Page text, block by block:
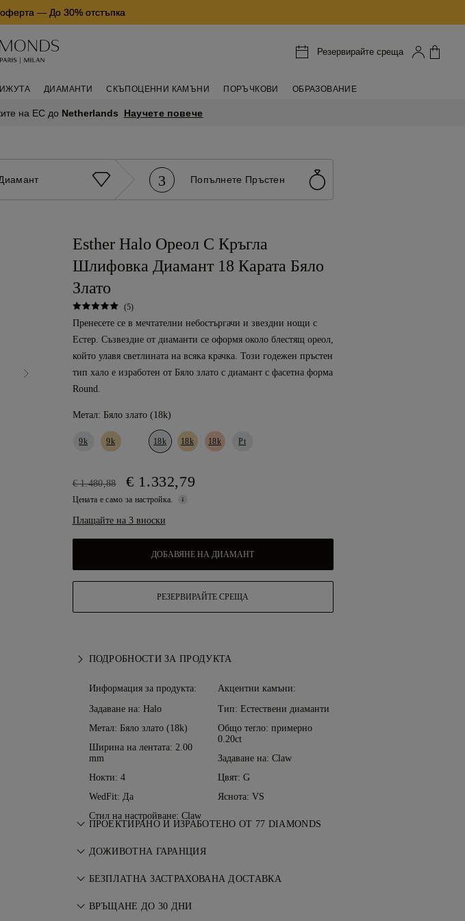
— До 30% отстъпка
Резервирайте среща
ДИАМАНТИ СКЪПОЦЕННИ КАМЪНИ ПОРЪЧКОВИ ОБРАЗОВАНИЕ
на ЕС до Netherlands Научете повече
3 Попълнете Пръстен
Esther Halo Ореол С Кръгла
Шлифовка Диамант 18 Карата Бяло
Злато
(5)
Пренесете се в мечтателни небостъргачи и звездни нощи с
Естер. Съзвездие от диаманти се оформя около блестящ ореол,
който улавя светлината на всяка крачка. Този годежен пръстен
тип хало е изработен от Бяло злато с диамант с фасетна форма
Round.
Метал: Бяло злато (18k)
9k 9k 18k 18k 18k Pt
€ 1.480,88 € 1.332,79
Цената е само за настройка.
Плащайте на 3 вноски
ДОБАВЯНЕ НА ДИАМАНТ
РЕЗЕРВИРАЙТЕ СРЕЩА
ПОДРОБНОСТИ ЗА ПРОДУКТА
Информация за продукта:
Задаване на: Halo
Метал: Бяло злато (18k)
Ширина на лентата: 2.00
mm
Нокти: 4
WedFit: Да
Стил на настройване: Claw
Акцентни камъни:
Тип: Естествени диаманти
Общо тегло: примерно
0.20ct
Задаване на: Claw
Цвят: G
Яснота: VS
ПРОЕКТИРАНО И ИЗРАБОТЕНО ОТ 77 DIAMONDS
Изкуството на бижутерията, усъвършенствано от
ДОЖИВОТНА ГАРАНЦИЯ
Всяка покупка от 77 Diamonds включва доживотна
ремонти са безплатни. Вижте
БЕЗПЛАТНА ЗАСТРАХОВАНА ДОСТАВКА
Всички пощенски услуги са безплатни, без значение
ВРЪЩАНЕ ДО 30 ДНИ